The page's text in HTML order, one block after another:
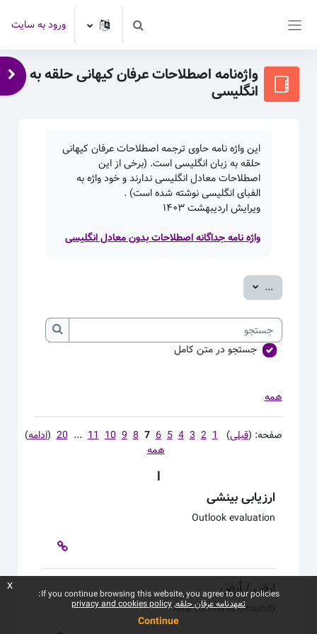
Toggle search inputورود به سایت
واژه‌نامه اصطلاحات عرفان کیهانی حلقه به
انگلیسی
این واژه نامه حاوی ترجمه اصطلاحات عرفان کیهانی
حلقه به زبان انگلیسی است. (برخی از این
اصطلاحات معادل انگلیسی ندارند و خود واژه به
الفبای انگلیسی نوشته شده است) .
ویرایش اردیبهشت۱۴۰۳
واژه نامه جداگانه اصطلاحات بدون معادل انگلیسی
... صدور ورودی‌ها
جستجو
جستجو
جستجو در متن کامل
همه
صفحه: (قبلی)
1
2
3
4
5
6
7
8
9
10
11
...
20
(ادامه)
همه
ا
ارزیابی بینشی
Outlook evaluation
ارض / أرض
Arʣ(Universe-Ground)
If you continue browsing this website, you agree to our policies:
تعهدنامه عرفان حلقه privacy and cookies policy
Continue
x